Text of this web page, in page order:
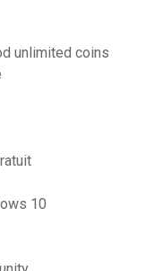
unlimited coins
10